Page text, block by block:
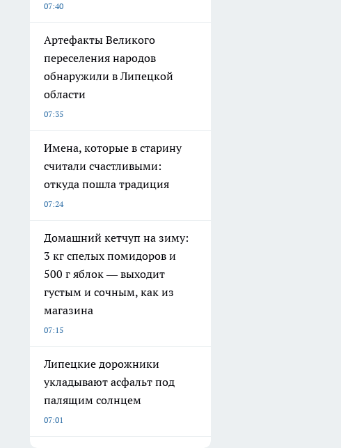
07:40
Артефакты Великого
переселения народов
обнаружили в Липецкой
области
07:35
Имена, которые в старину
считали счастливыми:
откуда пошла традиция
07:24
Домашний кетчуп на зиму:
3 кг спелых помидоров и
500 г яблок — выходит
густым и сочным, как из
магазина
07:15
Липецкие дорожники
укладывают асфальт под
палящим солнцем
07:01